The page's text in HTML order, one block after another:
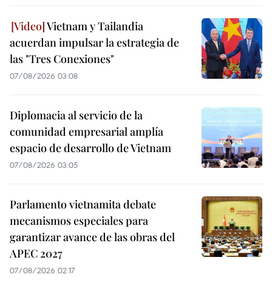
Vietnam y Tailandia
acuerdan impulsar la estrategia de
las "Tres Conexiones"
07/08/2026 03:08
Diplomacia al servicio de la
comunidad empresarial amplía
espacio de desarrollo de Vietnam
07/08/2026 03:05
Parlamento vietnamita debate
mecanismos especiales para
garantizar avance de las obras del
APEC 2027
07/08/2026 02:17